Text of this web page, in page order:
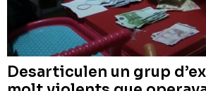
Desarticulen un grup